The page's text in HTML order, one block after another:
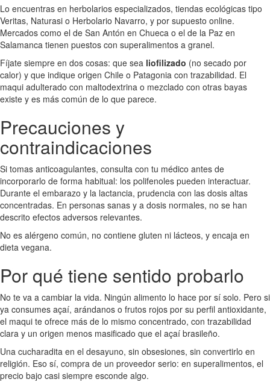
Lo encuentras en herbolarios especializados, tiendas ecológicas tipo
Veritas, Naturasi o Herbolario Navarro, y por supuesto online.
Mercados como el de San Antón en Chueca o el de la Paz en
Salamanca tienen puestos con superalimentos a granel.
Fíjate siempre en dos cosas: que sea liofilizado (no secado por
calor) y que indique origen Chile o Patagonia con trazabilidad. El
maqui adulterado con maltodextrina o mezclado con otras bayas
existe y es más común de lo que parece.
Precauciones y
contraindicaciones
Si tomas anticoagulantes, consulta con tu médico antes de
incorporarlo de forma habitual: los polifenoles pueden interactuar.
Durante el embarazo y la lactancia, prudencia con las dosis altas
concentradas. En personas sanas y a dosis normales, no se han
descrito efectos adversos relevantes.
No es alérgeno común, no contiene gluten ni lácteos, y encaja en
dieta vegana.
Por qué tiene sentido probarlo
No te va a cambiar la vida. Ningún alimento lo hace por sí solo. Pero si
ya consumes açaí, arándanos o frutos rojos por su perfil antioxidante,
el maqui te ofrece más de lo mismo concentrado, con trazabilidad
clara y un origen menos masificado que el açaí brasileño.
Una cucharadita en el desayuno, sin obsesiones, sin convertirlo en
religión. Eso sí, compra de un proveedor serio: en superalimentos, el
precio bajo casi siempre esconde algo.